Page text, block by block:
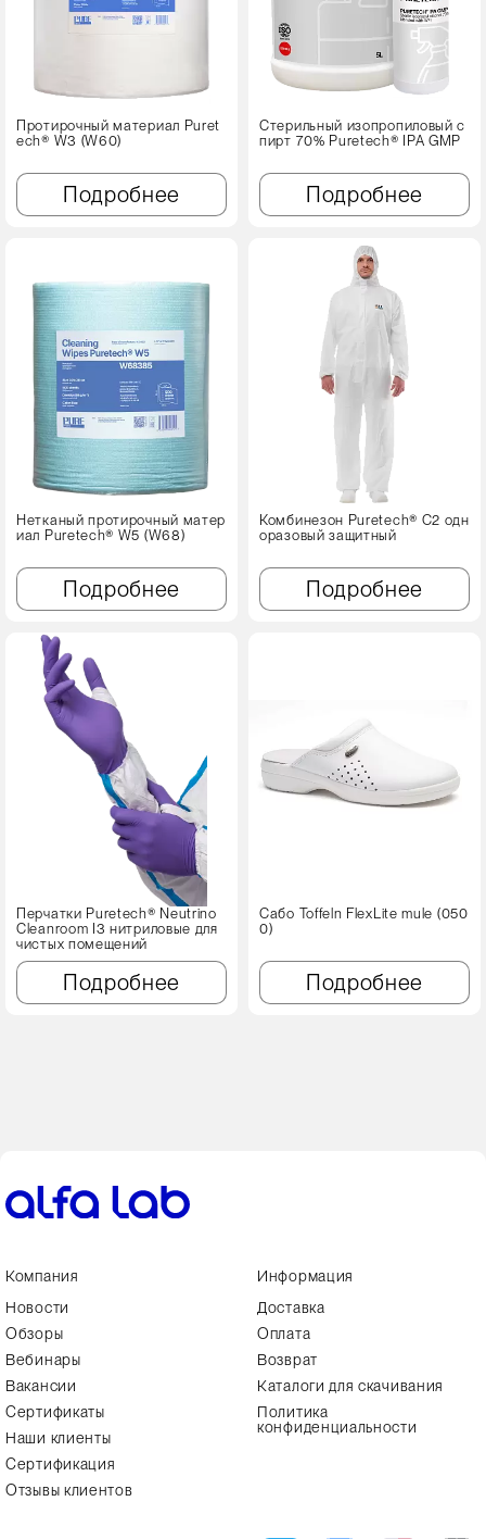
Протирочный материал Puret
ech® W3 (W60)
Подробнее
Стерильный изопропиловый с
пирт 70% Puretech® IPA GMP
Подробнее
Нетканый протирочный матер
иал Puretech® W5 (W68)
Подробнее
Комбинезон Puretech® C2 одн
оразовый защитный
Подробнее
Перчатки Puretech® Neutrino
Cleanroom I3 нитриловые для
чистых помещений
Подробнее
Сабо Toffeln FlexLite mule (050
0)
Подробнее
Компания
Новости
Обзоры
Вебинары
Вакансии
Сертификаты
Наши клиенты
Сертификация
Отзывы клиентов
Информация
Доставка
Оплата
Возврат
Каталоги для скачивания
Политика
конфиденциальности